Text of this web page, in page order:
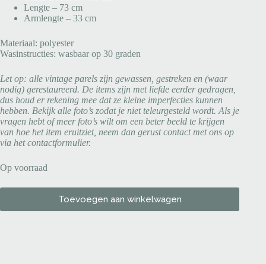
Lengte – 73 cm
Armlengte – 33 cm
Materiaal: polyester
Wasinstructies: wasbaar op 30 graden
Let op: alle vintage parels zijn gewassen, gestreken en (waar
nodig) gerestaureerd. De items zijn met liefde eerder gedragen,
dus houd er rekening mee dat ze kleine imperfecties kunnen
hebben. Bekijk alle foto’s zodat je niet teleurgesteld wordt. Als je
vragen hebt of meer foto’s wilt om een beter beeld te krijgen
van hoe het item eruitziet, neem dan gerust contact met ons op
via het contactformulier.
Op voorraad
Toevoegen aan winkelwagen